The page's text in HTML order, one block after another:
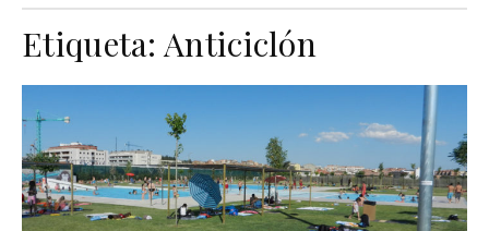
Etiqueta:Anticiclón